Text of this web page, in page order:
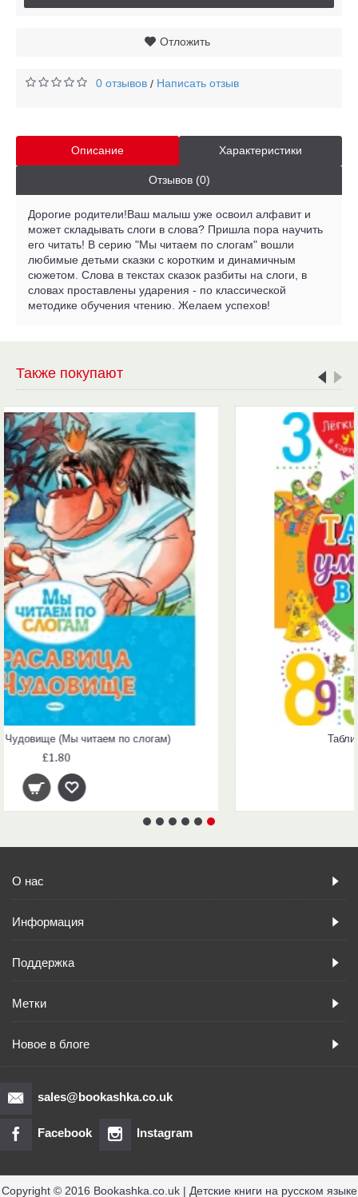
Отложить
0 отзывов / Написать отзыв
Описание Характеристики
Отзывов (0)
Дорогие родители!Ваш малыш уже освоил алфавит и
может складывать слоги в слова? Пришла пора научить
его читать! В серию "Мы читаем по слогам" вошли
любимые детьми сказки с коротким и динамичным
сюжетом. Слова в текстах сказок разбиты на слоги, в
словах проставлены ударения - по классической
методике обучения чтению. Желаем успехов!
Также покупают
Таблица умножения в стихах
О нас
Информация
Поддержка
Метки
Новое в блоге
sales@bookashka.co.uk
Facebook Instagram
Copyright © 2016 Bookashka.co.uk | Детские книги на русском языке